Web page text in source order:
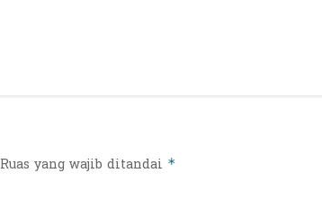
Ruas yang wajib ditandai *